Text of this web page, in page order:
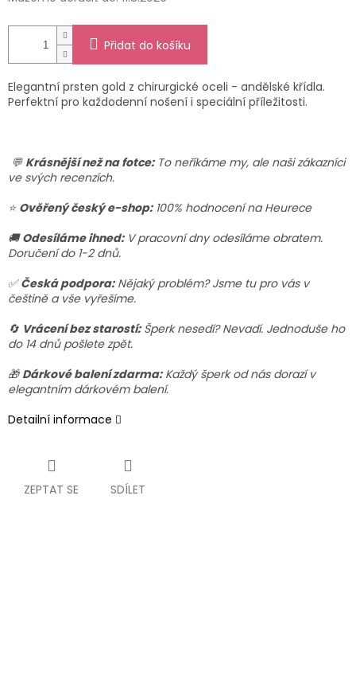
Přidat do košíku
Elegantní prsten gold z chirurgické oceli - andělské křídla.
Perfektní pro každodenní nošení i speciální příležitosti.
💬 Krásnější než na fotce:To neříkáme my, ale naši zákazníci
ve svých recenzích.
⭐ Ověřený český e-shop:100% hodnocení na Heurece
🚚 Odesíláme ihned:V pracovní dny odesíláme obratem.
Doručení do 1-2 dnů.
✅ Česká podpora:Nějaký problém? Jsme tu pro vás v
češtině a vše vyřešíme.
🔄 Vrácení bez starostí:Šperk nesedí? Nevadí. Jednoduše ho
do 14 dnů pošlete zpět.
🎁 Dárkové balení zdarma:Každý šperk od nás dorazí v
elegantním dárkovém balení.
Detailní informace
ZEPTAT SE SDÍLET